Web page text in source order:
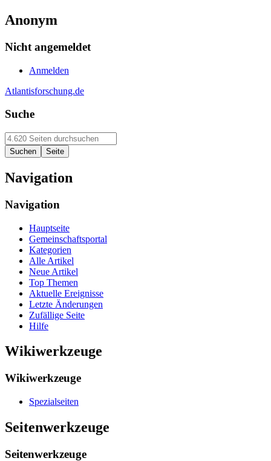
Anonym
Nicht angemeldet
Anmelden
Atlantisforschung.de
Suche
Navigation
Navigation
Hauptseite
Gemeinschaftsportal
Kategorien
Alle Artikel
Neue Artikel
Top Themen
Aktuelle Ereignisse
Letzte Änderungen
Zufällige Seite
Hilfe
Wikiwerkzeuge
Wikiwerkzeuge
Spezialseiten
Seitenwerkzeuge
Seitenwerkzeuge